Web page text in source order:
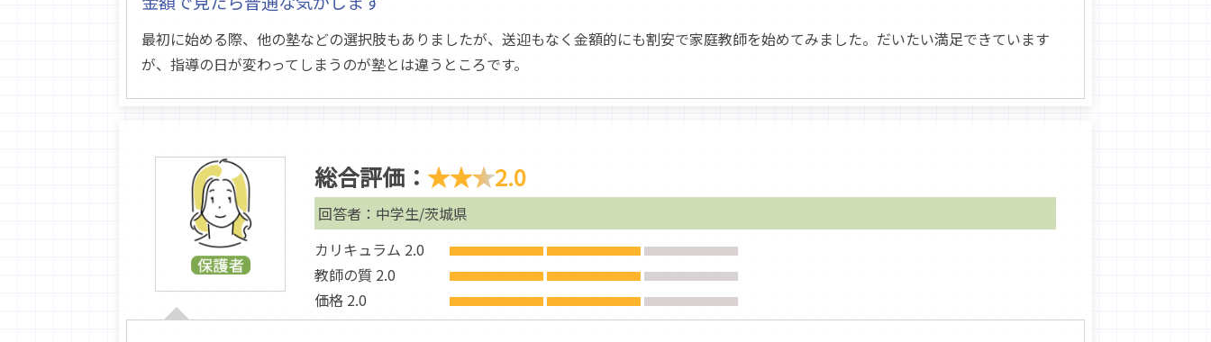
最初に始める際、他の塾などの選択肢もありましたが、送迎もなく金額的にも割安で家庭教師を始めてみました。だいたい満足できています
が、指導の日が変わってしまうのが塾とは違うところです。
総合評価： ★★★2.0
回答者：中学生/茨城県
カリキュラム 2.0
教師の質 2.0
価格 2.0